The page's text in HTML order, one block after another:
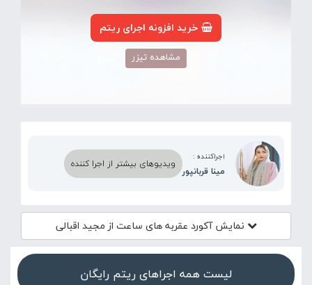
خرید افزونه اجرای ریتم
مشاهده تیزر
اجراکننده :
مینا قربانپور
ویدیوهای بیشتر از اجرا کننده
نمایش آکورد عقربه های ساعت از مجید اقبالی
لیست همه اجراهای ریتم رایگان